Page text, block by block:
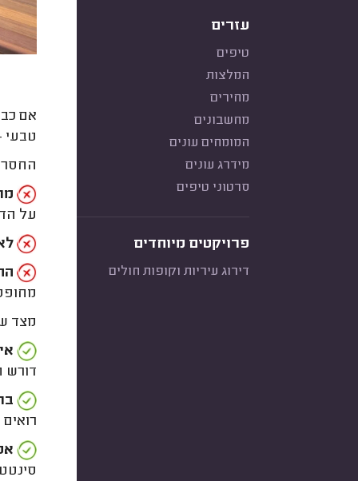
עזרים
טיפים
המלצות
מחירים
מחשבונים
המומחים עונים
מידרג עונים
סרטוני טיפים
פרויקטים מיוחדים
דירוג עיריות וקופות חולים
אם
טבעי
על
מצד
דורש